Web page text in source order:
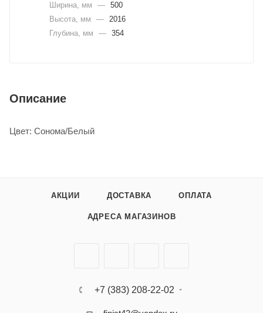
Ширина, мм
— 500
Высота, мм
— 2016
Глубина, мм
— 354
Описание
Цвет: Сонома/Белый
АКЦИИ ДОСТАВКА ОПЛАТА
АДРЕСА МАГАЗИНОВ
+7 (383) 208-22-02